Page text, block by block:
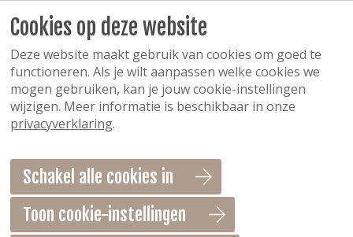
Cookies op deze website
Deze website maakt gebruik van cookies om goed te
functioneren. Als je wilt aanpassen welke cookies we
mogen gebruiken, kan je jouw cookie-instellingen
wijzigen. Meer informatie is beschikbaar in onze
privacyverklaring.
Schakel alle cookies in
Toon cookie-instellingen